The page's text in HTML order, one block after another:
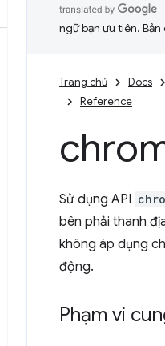
ngữ bạn ưu tiên.
Trang chủ Docs
Reference
Sử dụng API
bên phải thanh
không áp dụng
động.
Phạm vi